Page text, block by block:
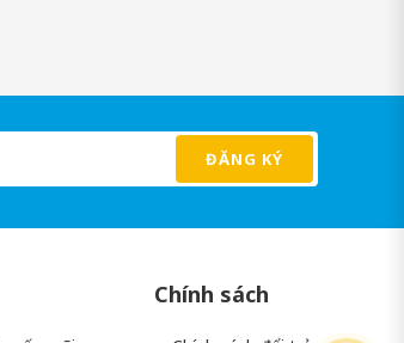
cảm nhận được sự thay đổi rõ rệt sau một
ĐĂNG KÝ
Chính sách